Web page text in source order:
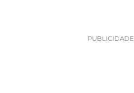
PUBLICIDADE